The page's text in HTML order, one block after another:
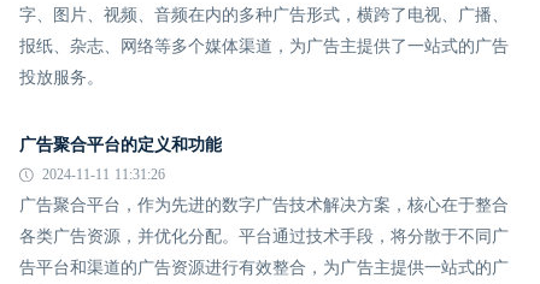
字、图片、视频、音频在内的多种广告形式，横跨了电视、广播、
报纸、杂志、网络等多个媒体渠道，为广告主提供了一站式的广告
投放服务。
广告聚合平台的定义和功能
2024-11-11 11:31:26
广告聚合平台，作为先进的数字广告技术解决方案，核心在于整合
各类广告资源，并优化分配。平台通过技术手段，将分散于不同广
告平台和渠道的广告资源进行有效整合，为广告主提供一站式的广